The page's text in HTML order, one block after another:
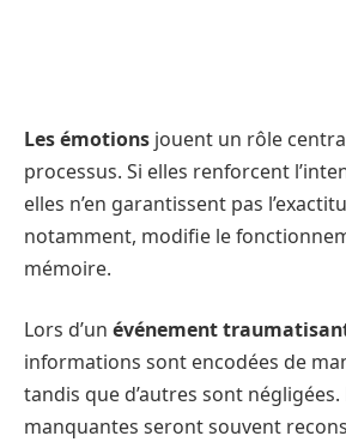
Les émotions jouent un rôle
processus. Si elles renforcent
elles n’en garantissent pas
notamment, modifie le
mémoire.
Lors d’un événement
informations sont encodées de
tandis que d’autres sont négligées.
manquantes seront souvent